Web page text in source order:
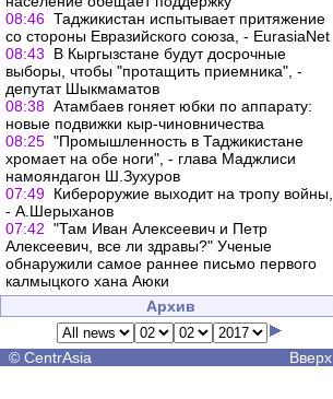
08:46 Таджикистан испытывает притяжение
со стороны Евразийского союза, - EurasiaNet
08:43
В Кыргызстане будут досрочные
выборы, чтобы "протащить приемника", -
депутат Шыкмаматов
08:38 Атамбаев гоняет юбки по аппарату:
новые подвижки кыр-чиновничества
08:25 "Промышленность в Таджикистане
хромает на обе ноги", - глава Маджлиси
намояндагон Ш.Зухуров
07:49 Кибероружие выходит на тропу войны,
- А.Шерыханов
07:42 "Там Иван Алексеевич и Петр
Алексеевич, все ли здравы?" Ученые
обнаружили самое раннее письмо первого
калмыцкого хана Аюки
Архив
© CentrAsia Вверх